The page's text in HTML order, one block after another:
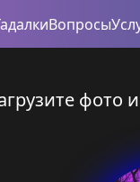
Вопросы
фото